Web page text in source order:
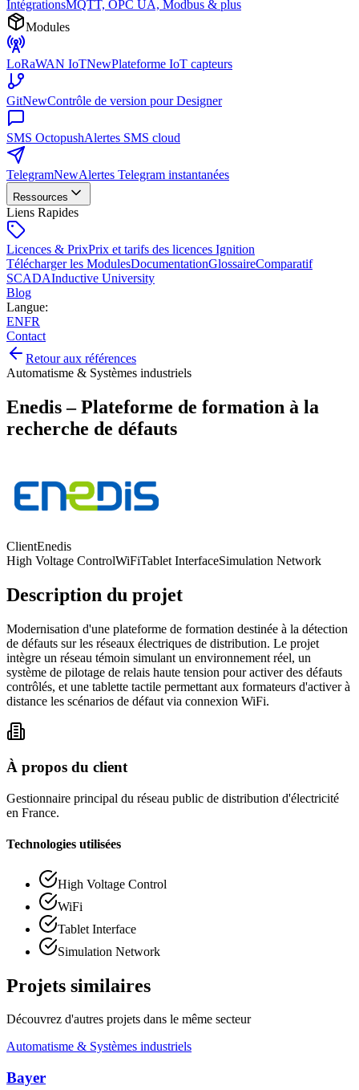
IntégrationsMQTT, OPC UA, Modbus & plus
Modules
LoRaWAN IoTNewPlateforme IoT capteurs
GitNewContrôle de version pour Designer
SMS OctopushAlertes SMS cloud
TelegramNewAlertes Telegram instantanées
Ressources
Liens Rapides
Licences & PrixPrix et tarifs des licences Ignition
Télécharger les ModulesDocumentationGlossaireComparatif
SCADAInductive University
Blog
Langue:
ENFR
Contact
Retour aux références
Automatisme & Systèmes industriels
Enedis – Plateforme de formation à la
recherche de défauts
ClientEnedis
High Voltage ControlWiFiTablet InterfaceSimulation Network
Description du projet
Modernisation d'une plateforme de formation destinée à la détection
de défauts sur les réseaux électriques de distribution. Le projet
intègre un réseau témoin simulant un environnement réel, un
système de pilotage de relais haute tension pour activer des défauts
contrôlés, et une tablette tactile permettant aux formateurs d'activer à
distance les scénarios de défaut via connexion WiFi.
À propos du client
Gestionnaire principal du réseau public de distribution d'électricité
en France.
Technologies utilisées
High Voltage Control
WiFi
Tablet Interface
Simulation Network
Projets similaires
Découvrez d'autres projets dans le même secteur
Automatisme & Systèmes industriels
Bayer